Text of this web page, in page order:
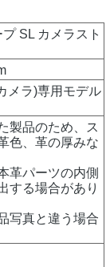
SL カメラスト
メラ)専用モデル
製品のため、ス
色、革の厚みな
革パーツの内側
する場合があり
写真と違う場合